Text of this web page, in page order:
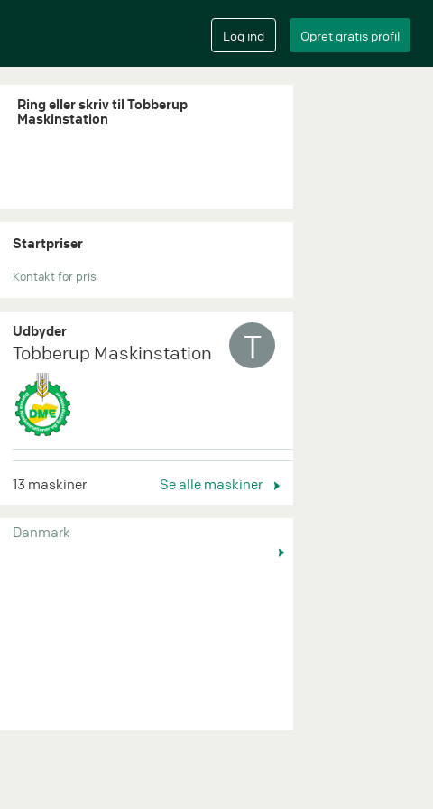
Ring eller skriv til Tobberup
Maskinstation
Startpriser
Kontakt for pris
Udbyder
Tobberup Maskinstation T
13 maskiner Se alle maskiner
Danmark